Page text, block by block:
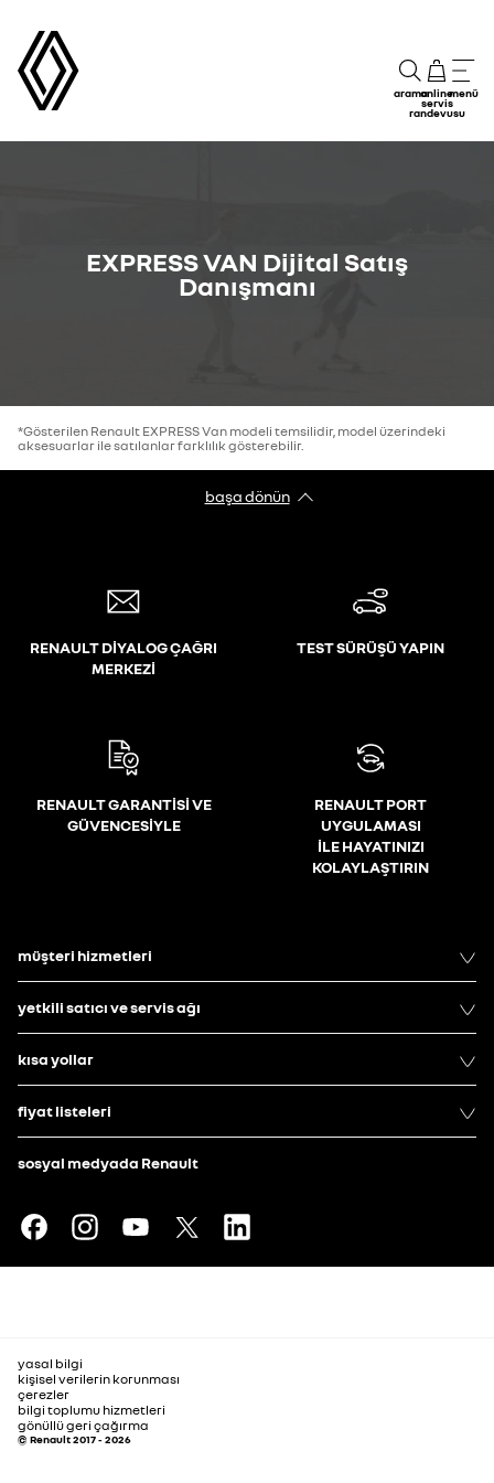
aramaonline
servis
randevusu
menü
EXPRESS VAN Dijital Satış
Danışmanı
*Gösterilen Renault EXPRESS Van modeli temsilidir, model üzerindeki
aksesuarlar ile satılanlar farklılık gösterebilir.
başa dönün
RENAULT DİYALOG ÇAĞRI
MERKEZİ
TEST SÜRÜŞÜ YAPIN
RENAULT GARANTİSİ VE
GÜVENCESİYLE
RENAULT PORT
UYGULAMASI
İLE HAYATINIZI
KOLAYLAŞTIRIN
müşteri hizmetleri
yetkili satıcı ve servis ağı
kısa yollar
fiyat listeleri
sosyal medyada Renault
yasal bilgi
kişisel verilerin korunması
çerezler
bilgi toplumu hizmetleri
gönüllü geri çağırma
© Renault 2017 - 2026